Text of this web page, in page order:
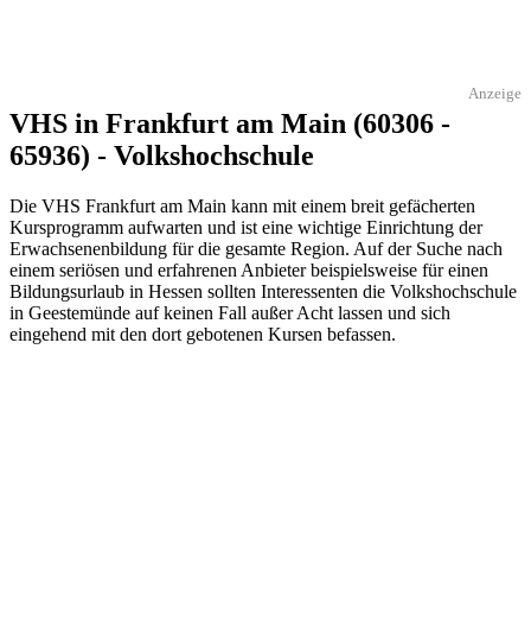
Anzeige
VHS in Frankfurt am Main (60306 -
65936) - Volkshochschule
Die VHS Frankfurt am Main kann mit einem breit gefächerten
Kursprogramm aufwarten und ist eine wichtige Einrichtung der
Erwachsenenbildung für die gesamte Region. Auf der Suche nach
einem seriösen und erfahrenen Anbieter beispielsweise für einen
Bildungsurlaub in Hessen sollten Interessenten die Volkshochschule
in Geestemünde auf keinen Fall außer Acht lassen und sich
eingehend mit den dort gebotenen Kursen befassen.